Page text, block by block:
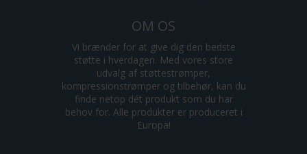
OM OS
Vi brænder for at give dig den bedste
støtte i hverdagen. Med vores store
udvalg af støttestrømper,
kompressionstrømper og tilbehør, kan du
finde netop dét produkt som du har
behov for. Alle produkter er produceret i
Europa!